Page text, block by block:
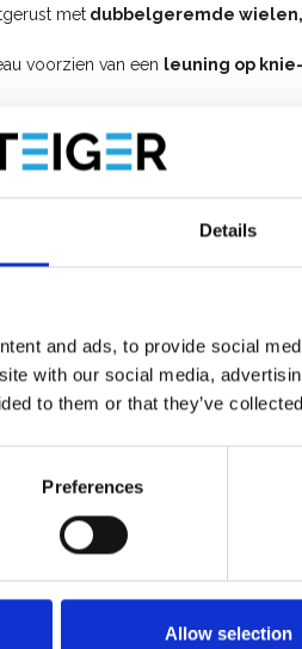
Details
and ads, to provide social
with our social media,
to them or that they’ve
Preferences
Allow selection
met dubbelgeremde wielen,
voorzien van een leuning op
op?
van de
rolsteiger met voorloopleuning.
gebruik